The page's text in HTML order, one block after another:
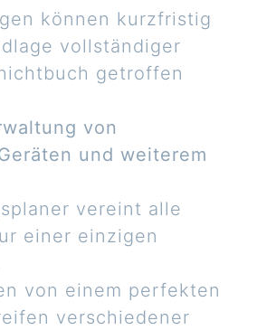
können kurzfristig
vollständiger
getroffen
von
und weiterem
vereint alle
einer einzigen
von einem perfekten
verschiedener